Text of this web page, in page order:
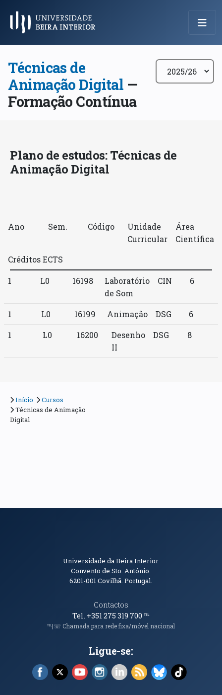
Menu Principal
Técnicas de
Animação Digital —
Formação Contínua
Plano de estudos: Técnicas de
Animação Digital
Ano Sem. Código
Unidade
Curricular
Área
Científica
Créditos ECTS
1 L0 16198
Laboratório
de Som
CIN 6
1 L0 16199 Animação DSG
6
1
L0 16200
Desenho
II
DSG 8
Início
Cursos
Técnicas de Animação
Digital
Informações de Contacto
Universidade da Beira Interior
Convento de Sto. António.
6201-001Covilhã. Portugal.
Contactos
Tel. +351 275 319 700℡
℡|☏ Chamada para rede fixa/móvel nacional
Ligue-se:
Facebook (abre em nova janela)
X (abre em nova janela)
YouTube (abre em nova janela)
Instagram (abre em nova janela)
LinkedIn (abre em nova
RSS (abre em nova
Bluesky (abre
TikTok